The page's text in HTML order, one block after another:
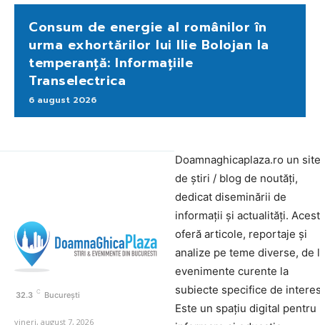
Consum de energie al românilor în
urma exhortărilor lui Ilie Bolojan la
temperanță: Informațiile
Transelectrica
6 august 2026
32.3 C București
vineri, august 7, 2026
Doamnaghicaplaza.ro un site
de știri / blog de noutăți,
dedicat diseminării de
informații și actualități.
oferă articole, reportaje și
analize pe teme diverse, de
evenimente curente la
subiecte specifice de
Este un spațiu digital pentru